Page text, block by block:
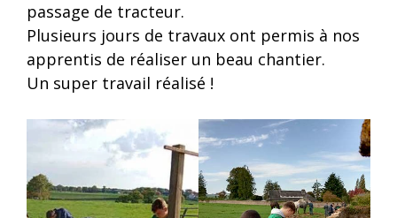
passage de tracteur.
Plusieurs jours de travaux ont permis à nos
apprentis de réaliser un beau chantier.
Un super travail réalisé !